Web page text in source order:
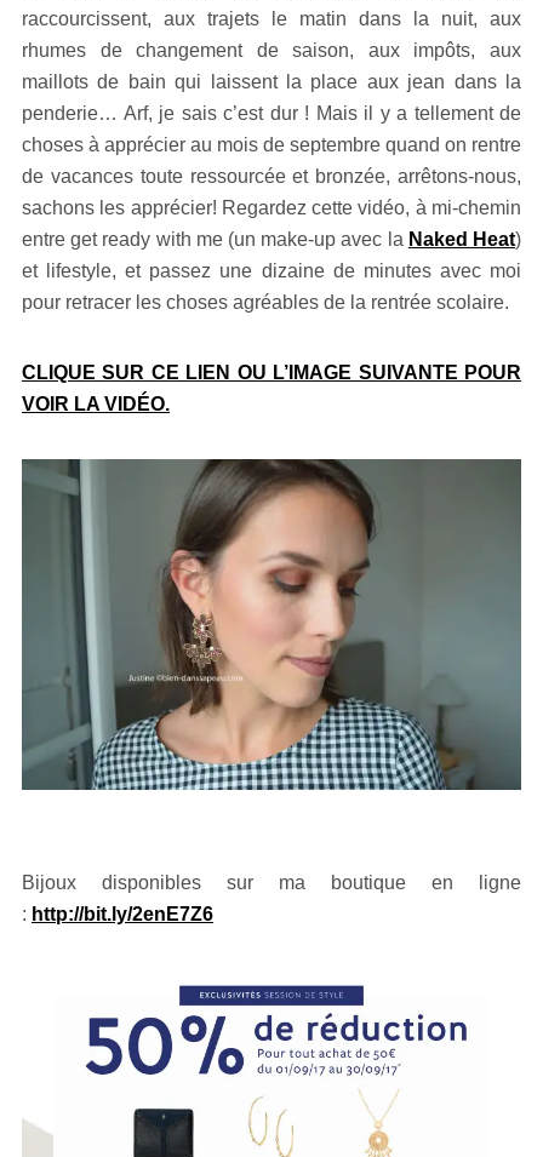
raccourcissent, aux trajets le matin dans la nuit, aux
rhumes de changement de saison, aux impôts, aux
maillots de bain qui laissent la place aux jean dans la
penderie… Arf, je sais c’est dur ! Mais il y a tellement de
choses à apprécier au mois de septembre quand on rentre
de vacances toute ressourcée et bronzée, arrêtons-nous,
sachons les apprécier! Regardez cette vidéo, à mi-chemin
entre get ready with me (un make-up avec la Naked Heat)
et lifestyle, et passez une dizaine de minutes avec moi
pour retracer les choses agréables de la rentrée scolaire.
CLIQUE SUR CE LIEN OU L’IMAGE SUIVANTE POUR
VOIR LA VIDÉO.
Bijoux disponibles sur ma boutique en ligne
: http://bit.ly/2enE7Z6